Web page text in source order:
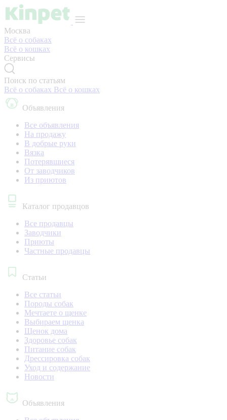
Москва
Всё о собаках
Всё о кошках
Сервисы
Поиск по статьям
Всё о собаках Всё о кошках
Объявления
Все объявления
На продажу
В добрые руки
Вязка
Потерявшиеся
От заводчиков
Из приютов
Каталог продавцов
Все продавцы
Заводчики
Приюты
Частные продавцы
Статьи
Все статьи
Породы собак
Мечтаете о щенке
Выбираем щенка
Щенок дома
Здоровье собак
Питание собак
Дрессировка собак
Уход и содержание
Новости
Объявления